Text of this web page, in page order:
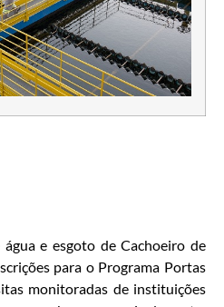
e esgoto de Cachoeiro de
para o Programa Portas
monitoradas de instituições